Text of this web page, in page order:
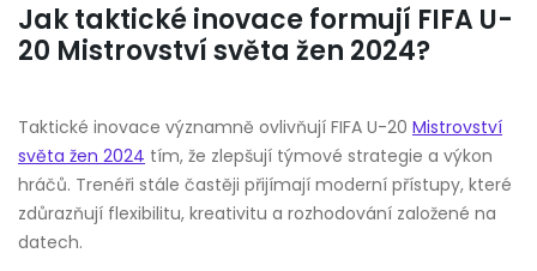
Jak taktické inovace formují FIFA U-
20 Mistrovství světa žen 2024?
Taktické inovace významně ovlivňují FIFA U-20 Mistrovství
světa žen 2024 tím, že zlepšují týmové strategie a výkon
hráčů. Trenéři stále častěji přijímají moderní přístupy, které
zdůrazňují flexibilitu, kreativitu a rozhodování založené na
datech.